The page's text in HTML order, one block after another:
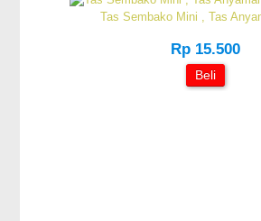
Tas Sembako Mini , Tas
Rp 15.500
Beli